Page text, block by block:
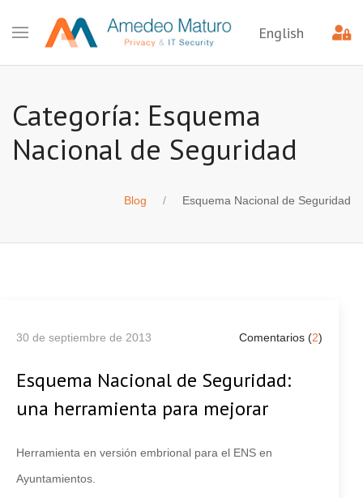
English
Categoría: Esquema
Nacional de Seguridad
Blog Esquema Nacional de Seguridad
30 de septiembre de 2013 Comentarios (2)
Esquema Nacional de Seguridad:
una herramienta para mejorar
Herramienta en versión embrional para el ENS en
Ayuntamientos.